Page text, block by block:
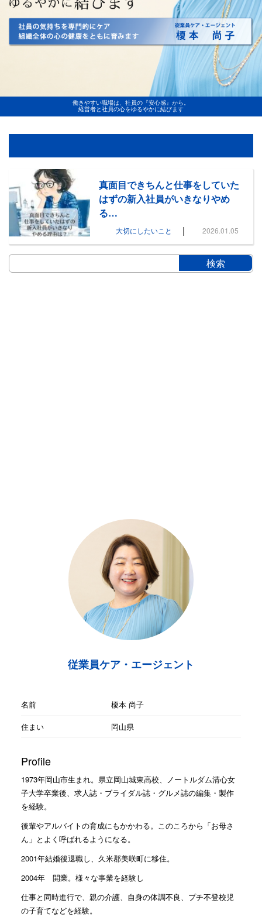
働きやすい職場は、社員の『安心感』から。
経営者と社員の心をゆるやかに結びます
真面目できちんと仕事をしていた
はずの新入社員がいきなりやめ
る…
大切にしたいこと | 2026.01.05
従業員ケア・エージェント
名前
榎本 尚子
住まい
岡山県
Profile
1973年岡山市生まれ。県立岡山城東高校、ノートルダム清心女
子大学卒業後、求人誌・ブライダル誌・グルメ誌の編集・製作
を経験。
後輩やアルバイトの育成にもかかわる。このころから「お母さ
ん」とよく呼ばれるようになる。
2001年結婚後退職し、久米郡美咲町に移住。
2004年 開業。様々な事業を経験し
仕事と同時進行で、親の介護、自身の体調不良、プチ不登校児
の子育てなどを経験。